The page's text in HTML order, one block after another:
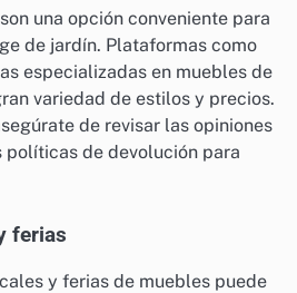
una opción conveniente para
de jardín. Plataformas como
especializadas en muebles de
variedad de estilos y precios.
de revisar las opiniones
de devolución para
ferias
y ferias de muebles puede